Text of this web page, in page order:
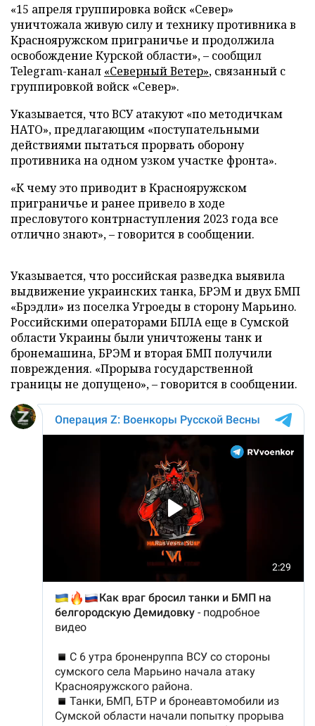
«15 апреля группировка войск «Север»
уничтожала живую силу и технику противника в
Краснояружском приграничье и продолжила
освобождение Курской области», – сообщил
Telegram-канал «Северный Ветер», связанный с
группировкой войск «Север».
Указывается, что ВСУ атакуют «по методичкам
НАТО», предлагающим «поступательными
действиями пытаться прорвать оборону
противника на одном узком участке фронта».
«К чему это приводит в Краснояружском
приграничье и ранее привело в ходе
пресловутого контрнаступления 2023 года все
отлично знают», – говорится в сообщении.
Указывается, что российская разведка выявила
выдвижение украинских танка, БРЭМ и двух БМП
«Брэдли» из поселка Угроеды в сторону Марьино.
Российскими операторами БПЛА еще в Сумской
области Украины были уничтожены танк и
бронемашина, БРЭМ и вторая БМП получили
повреждения. «Прорыва государственной
границы не допущено», – говорится в сообщении.